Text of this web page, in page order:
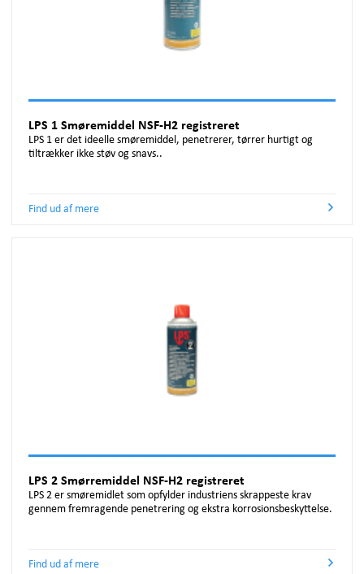
LPS 1 Smøremiddel NSF-H2 registreret
LPS 1 er det ideelle smøremiddel, penetrerer, tørrer hurtigt og
tiltrækker ikke støv og snavs..
Find ud af mere
LPS 2 Smørremiddel NSF-H2 registreret
LPS 2 er smøremidlet som opfylder industriens skrappeste krav
gennem fremragende penetrering og ekstra korrosionsbeskyttelse.
Find ud af mere